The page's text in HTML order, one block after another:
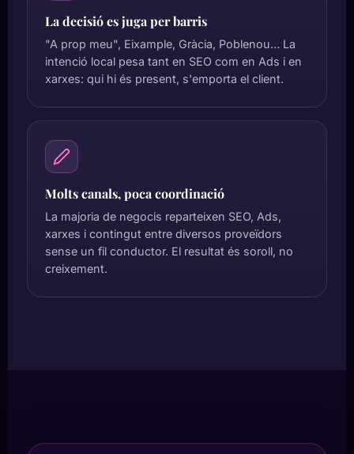
La decisió es juga per barris
"A prop meu", Eixample, Gràcia, Poblenou… La
intenció local pesa tant en SEO com en Ads i en
xarxes: qui hi és present, s'emporta el client.
Molts canals, poca coordinació
La majoria de negocis reparteixen SEO, Ads,
xarxes i contingut entre diversos proveïdors
sense un fil conductor. El resultat és soroll, no
creixement.